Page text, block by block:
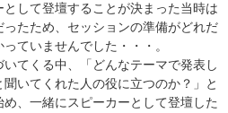
して登壇することが決まった当時は
たため、セッションの準備がどれだ
ていませんでした・・・。
てくる中、「どんなテーマで発表し
いてくれた人の役に立つのか？」と
、一緒にスピーカーとして登壇した